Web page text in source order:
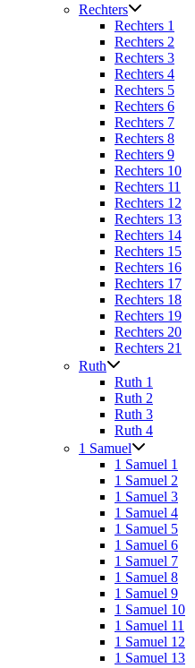
Rechters
Rechters 1
Rechters 2
Rechters 3
Rechters 4
Rechters 5
Rechters 6
Rechters 7
Rechters 8
Rechters 9
Rechters 10
Rechters 11
Rechters 12
Rechters 13
Rechters 14
Rechters 15
Rechters 16
Rechters 17
Rechters 18
Rechters 19
Rechters 20
Rechters 21
Ruth
Ruth 1
Ruth 2
Ruth 3
Ruth 4
1 Samuel
1 Samuel 1
1 Samuel 2
1 Samuel 3
1 Samuel 4
1 Samuel 5
1 Samuel 6
1 Samuel 7
1 Samuel 8
1 Samuel 9
1 Samuel 10
1 Samuel 11
1 Samuel 12
1 Samuel 13